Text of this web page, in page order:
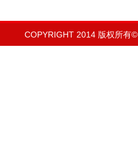
COPYRIGHT 2014 版权所有©